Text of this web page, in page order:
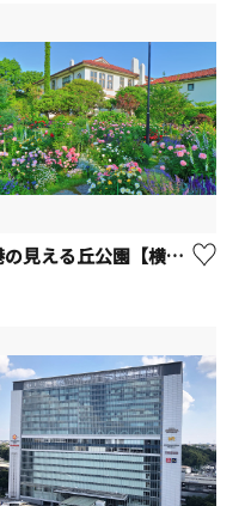
港の見える丘公園【横浜市】